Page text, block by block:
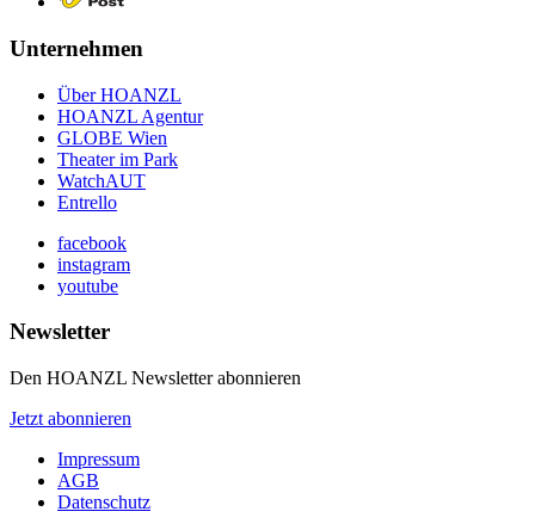
Unternehmen
Über HOANZL
HOANZL Agentur
GLOBE Wien
Theater im Park
WatchAUT
Entrello
facebook
instagram
youtube
Newsletter
Den HOANZL Newsletter abonnieren
Jetzt abonnieren
Impressum
AGB
Datenschutz